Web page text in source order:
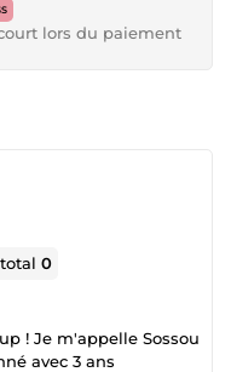
lors du paiement
total0
! Je m'appelle Sossou
avec 3 ans